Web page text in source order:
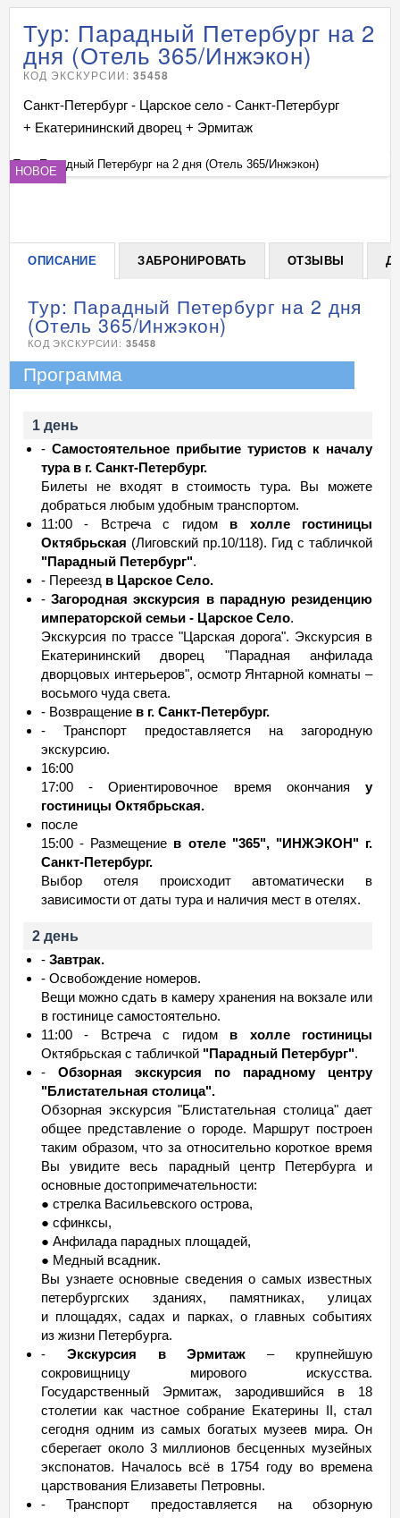
Тур: Парадный Петербург на 2
дня (Отель 365/Инжэкон)
КОД ЭКСКУРСИИ:35458
Санкт-Петербург - Царское село - Санкт-Петербург
+ Екатерининский дворец + Эрмитаж
НОВОЕ
Тур: Парадный Петербург на 2 дня (Отель 365/Инжэкон)
ОПИСАНИЕ ЗАБРОНИРОВАТЬ ОТЗЫВЫ
Тур: Парадный Петербург на 2 дня
(Отель 365/Инжэкон)
КОД ЭКСКУРСИИ: 35458
Программа
1 день
- Самостоятельное прибытие туристов к началу
тура в г. Санкт-Петербург.
Билеты не входят в стоимость тура. Вы можете
добраться любым удобным транспортом.
11:00 - Встреча с гидом в холле гостиницы
Октябрьская (Лиговский пр.10/118). Гид с табличкой
"Парадный Петербург".
- Переезд в Царское Село.
-Загородная экскурсия в парадную резиденцию
императорской семьи - Царское Село.
Экскурсия по трассе "Царская дорога". Экскурсия в
Екатерининский дворец "Парадная анфилада
дворцовых интерьеров", осмотр Янтарной комнаты –
восьмого чуда света.
- Возвращение в г. Санкт-Петербург.
- Транспорт предоставляется на загородную
экскурсию.
16:00
17:00 - Ориентировочное время окончания у
гостиницы Октябрьская.
после
15:00 - Размещение в отеле "365", "ИНЖЭКОН" г.
Санкт-Петербург.
Выбор отеля происходит автоматически в
зависимости от даты тура и наличия мест в отелях.
2 день
- Завтрак.
- Освобождение номеров.
Вещи можно сдать в камеру хранения на вокзале или
в гостинице самостоятельно.
11:00 - Встреча с гидом в холле гостиницы
Октябрьская с табличкой "Парадный Петербург".
- Обзорная экскурсия по парадному центру
"Блистательная столица".
Обзорная экскурсия "Блистательная столица" дает
общее представление о городе. Маршрут построен
таким образом, что за относительно короткое время
Вы увидите весь парадный центр Петербурга и
основные достопримечательности:
● стрелка Васильевского острова,
● сфинксы,
● Анфилада парадных площадей,
● Медный всадник.
Вы узнаете основные сведения о самых известных
петербургских зданиях, памятниках, улицах
и площадях, садах и парках, о главных событиях
из жизни Петербурга.
- Экскурсия в Эрмитаж – крупнейшую
сокровищницу мирового искусства.
Государственный Эрмитаж, зародившийся в 18
столетии как частное собрание Екатерины II, стал
сегодня одним из самых богатых музеев мира. Он
сберегает около 3 миллионов бесценных музейных
экспонатов. Началось всё в 1754 году во времена
царствования Елизаветы Петровны.
- Транспорт предоставляется на обзорную